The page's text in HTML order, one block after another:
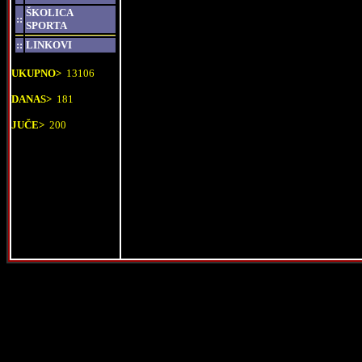
::
ŠKOLICA
SPORTA
:: LINKOVI
UKUPNO> 13106
DANAS> 181
JUČE> 200